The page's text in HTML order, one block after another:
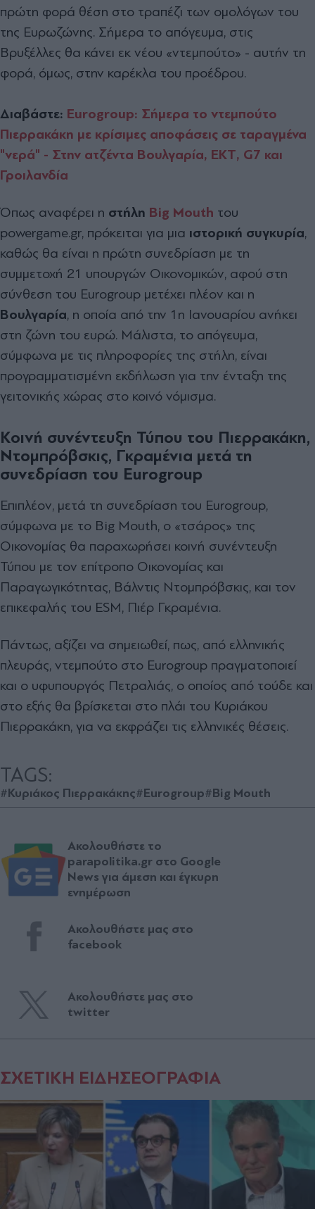
πρώτη φορά θέση στο τραπέζι των ομολόγων του
της Ευρωζώνης. Σήμερα το απόγευμα, στις
Βρυξέλλες θα κάνει εκ νέου «ντεμπούτο» - αυτήν τη
φορά, όμως, στην καρέκλα του προέδρου.
Διαβάστε: Eurogroup: Σήμερα το ντεμπούτο
Πιερρακάκη με κρίσιμες αποφάσεις σε ταραγμένα
"νερά" - Στην ατζέντα Βουλγαρία, ΕΚΤ, G7 και
Γροιλανδία
Όπως αναφέρει η στήλη Big Mouth του
powergame.gr, πρόκειται για μια ιστορική συγκυρία,
καθώς θα είναι η πρώτη συνεδρίαση με τη
συμμετοχή 21 υπουργών Οικονομικών, αφού στη
σύνθεση του Eurogroup μετέχει πλέον και η
Βουλγαρία, η οποία από την 1η Ιανουαρίου ανήκει
στη ζώνη του ευρώ. Μάλιστα, το απόγευμα,
σύμφωνα με τις πληροφορίες της στήλη, είναι
προγραμματισμένη εκδήλωση για την ένταξη της
γειτονικής χώρας στο κοινό νόμισμα.
Κοινή συνέντευξη Τύπου του Πιερρακάκη,
Ντομπρόβσκις, Γκραμένια μετά τη
συνεδρίαση του Eurogroup
Επιπλέον, μετά τη συνεδρίαση του Eurogroup,
σύμφωνα με το Big Mouth, ο «τσάρος» της
Οικονομίας θα παραχωρήσει κοινή συνέντευξη
Τύπου με τον επίτροπο Οικονομίας και
Παραγωγικότητας, Βάλντις Ντομπρόβσκις, και τον
επικεφαλής του ESM, Πιέρ Γκραμένια.
Πάντως, αξίζει να σημειωθεί, πως, από ελληνικής
πλευράς, ντεμπούτο στο Eurogroup πραγματοποιεί
και ο υφυπουργός Πετραλιάς, ο οποίος από τούδε και
στο εξής θα βρίσκεται στο πλάι του Κυριάκου
Πιερρακάκη, για να εκφράζει τις ελληνικές θέσεις.
TAGS:
#Κυριάκος Πιερρακάκης#Eurogroup#Big Mouth
Ακολουθήστε το
parapolitika.gr στο Google
News για άμεση και έγκυρη
ενημέρωση
Ακολουθήστε μας στο
facebook
Ακολουθήστε μας στο
twitter
ΣΧΕΤΙΚΗ ΕΙΔΗΣΕΟΓΡΑΦΙΑ